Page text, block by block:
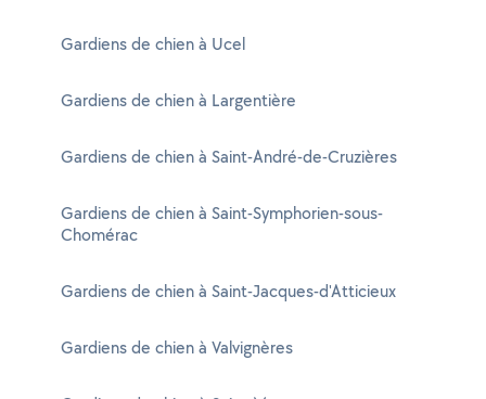
Gardiens de chien à Ucel
Gardiens de chien à Largentière
Gardiens de chien à Saint-André-de-Cruzières
Gardiens de chien à Saint-Symphorien-sous-
Chomérac
Gardiens de chien à Saint-Jacques-d'Atticieux
Gardiens de chien à Valvignères